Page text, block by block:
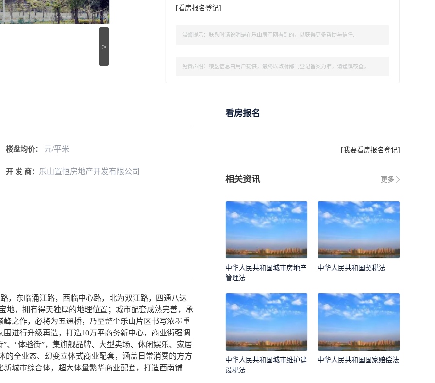
>
[看房报名登记]
温馨提示：联系时请说明是在乐山房产网看到的，以获得更多帮助与信任.
免责声明：楼盘信息由用户提供，最终以政府部门登记备案为准，请谨慎核查。
楼盘均价： 元/平米
开 发 商： 乐山置恒房地产开发有限公司
，东临涌江路，西临中心路，北为双江路，四通八达
地，拥有得天独厚的地理位置；城市配套成熟完善，承
之作，必将为五通桥，乃至整个乐山片区书写浓墨重
进行升级再造，打造10万平商务新中心，商业街强调
”、“体验街”，集旗舰品牌、大型卖场、休闲娱乐、家居
全业态、幻变立体式商业配套，涵盖日常消费的方方
城市综合体，超大体量繁华商业配套，打造西南铺
看房报名
[我要看房报名登记]
更多
相关资讯
中华人民共和国城市房地产
管理法
中华人民共和国契税法
中华人民共和国城市维护建
设税法
中华人民共和国国家赔偿法